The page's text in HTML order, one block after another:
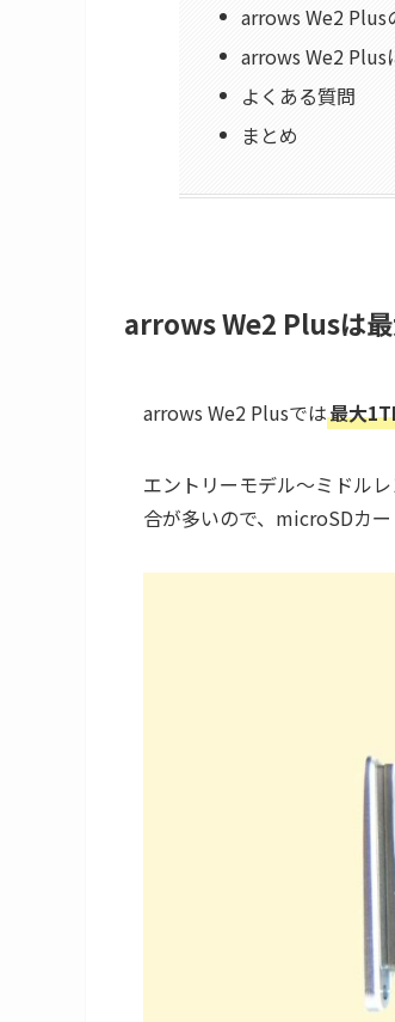
arrows We2
arrows We2 Plus
よくある質問
まとめ
arrows We2 Plusは
arrows We2 Plusでは最大
エントリーモデル〜ミドル
合が多いので、microSDカ